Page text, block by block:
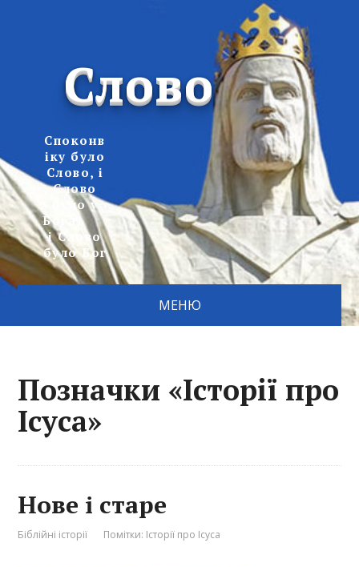
Слово
Споконв
іку було
Слово, і
Слово
було у
Бога,
і Слово
було Бог
МЕНЮ
Позначки «Історії про
Ісуса»
Нове і старе
Біблійні історії Помітки: Історії про Ісуса